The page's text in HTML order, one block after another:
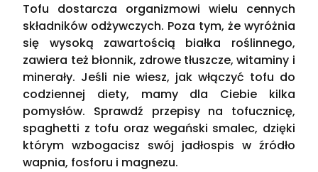
Tofu dostarcza organizmowi wielu cennych
składników odżywczych. Poza tym, że wyróżnia
się wysoką zawartością białka roślinnego,
zawiera też błonnik, zdrowe tłuszcze, witaminy i
minerały. Jeśli nie wiesz, jak włączyć tofu do
codziennej diety, mamy dla Ciebie kilka
pomysłów. Sprawdź przepisy na tofucznicę,
spaghetti z tofu oraz wegański smalec, dzięki
którym wzbogacisz swój jadłospis w źródło
wapnia, fosforu i magnezu.